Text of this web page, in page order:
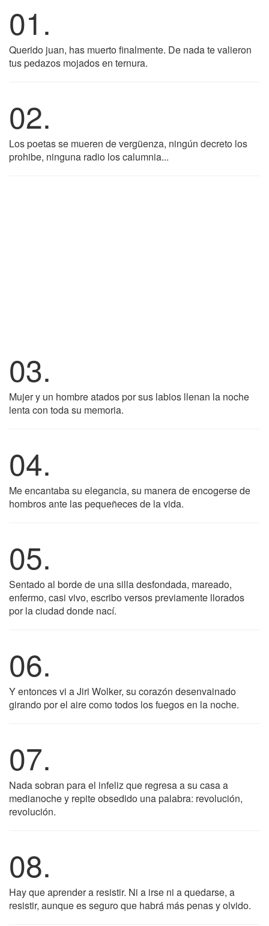
01.
Querido juan, has muerto finalmente. De nada te valieron
tus pedazos mojados en ternura.
02.
Los poetas se mueren de vergüenza, ningún decreto los
prohibe, ninguna radio los calumnia...
03.
Mujer y un hombre atados por sus labios llenan la noche
lenta con toda su memoria.
04.
Me encantaba su elegancia, su manera de encogerse de
hombros ante las pequeñeces de la vida.
05.
Sentado al borde de una silla desfondada, mareado,
enfermo, casi vivo, escribo versos previamente llorados
por la ciudad donde nací.
06.
Y entonces vi a Jiri Wolker, su corazón desenvainado
girando por el aire como todos los fuegos en la noche.
07.
Nada sobran para el infeliz que regresa a su casa a
medianoche y repite obsedido una palabra: revolución,
revolución.
08.
Hay que aprender a resistir. Ni a irse ni a quedarse, a
resistir, aunque es seguro que habrá más penas y olvido.